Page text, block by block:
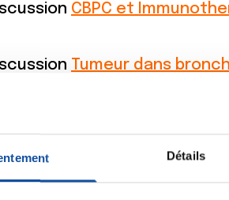
Détails
CBPC et
Tumeur dans